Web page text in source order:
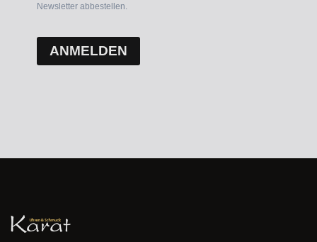
Newsletter abbestellen.
ANMELDEN